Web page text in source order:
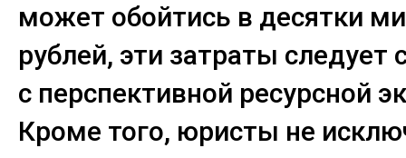
может обойтись в десятки
рублей, эти затраты следует
с перспективной ресурсной
Кроме того, юристы не